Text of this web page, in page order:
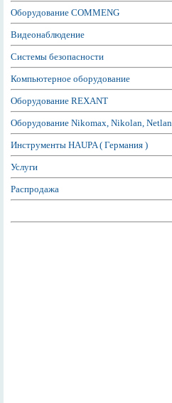
Оборудование COMMENG
Видеонаблюдение
Системы безопасности
Компьютерное оборудование
Оборудование REXANT
Оборудование Nikomax, Nikolan, Netlan
Инструменты HAUPA ( Германия )
Услуги
Распродажа